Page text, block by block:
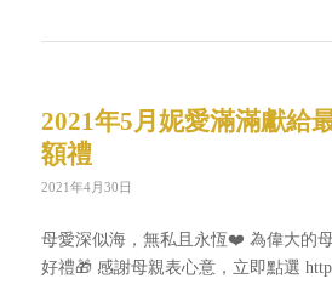
2021年5月妮愛滿滿獻給
額禮
2021年4月30日
母愛深似海，無私且永恆❤️ 為偉大的
好禮🎁 感謝母親表心意，立即點選